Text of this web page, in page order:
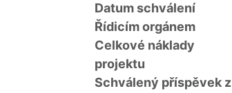
Datum schválení
Řídicím orgánem
Celkové náklady
projektu
Schválený příspěvek z